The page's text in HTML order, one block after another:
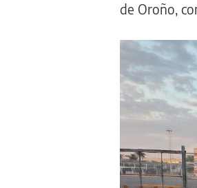
de Oroño,